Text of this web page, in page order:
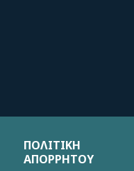
ΠΟΛΙΤΙΚΗ
ΑΠΟΡΡΗΤΟΥ